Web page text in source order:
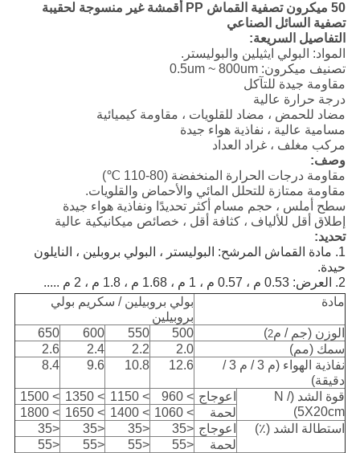
50 ميكرون تصفية القماش PP أقمشة غير منسوجة لحقيبة
تصفية السائل الصناعي
التفاصيل السريعة:
المواد: البولي ايثيلين والبوليستر.
تصنيف ميكرون: 0.5um ~ 800um
مقاومة جيدة للتآكل
درجة حرارة عالية
مضاد للحمض ، مضاد للقلويات ، مقاومة كيميائية
مسامية عالية ، نفاذية هواء جيدة
مركب مغلف ، غراد العداد
وصف:
مقاومة درجات الحرارة المنخفضة (80-110 ℃)
مقاومة ممتازة للتحلل المائي والأحماض والقلويات.
سطح أملس ، حجم مسام أكثر تحديدًا ونفاذية هواء جيدة
إطلاق أقل للألياف ، كثافة أقل ، خصائص ميكانيكية عالية
تحديد:
1. مادة القماش المرشح: البوليستر ، البولي بروبلين ، النايلون
حيدة.
2. العرض: 0.53 م ، 0.57 م ، 1 م ، 1.68 م ، 1.8 م ، 2 م .....
مادة
بولي بروبيلين / سكريم بولي
بروبيلين
الوزن (جم / م2
)
500
550
600
650
سمك (مم)
2.0
2.2
2.4
2.6
نفاذية الهواء (م 3 / م 3 /
دقيقة)
12.6
10.8
9.6
8.4
قوة الشد (N /
5X20cm)
اعوجاج > 960
> 1150
> 1350
> 1500
لحمة
> 1060
> 1400
> 1650
> 1800
استطالة الشد (٪)
اعوجاج <35
<35
<35
<35
لحمة
<55
<55
<55
<55